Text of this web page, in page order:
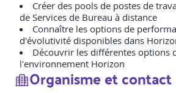
Créer des pools de postes de
de Services de Bureau à distance
Connaître les options de
d'évolutivité disponibles dans
Découvrir les différentes options
l'environnement Horizon
Organisme et contact